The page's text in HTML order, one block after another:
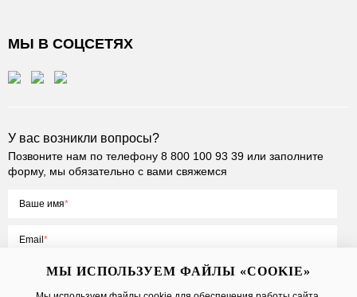
МЫ В СОЦСЕТЯХ
У вас возникли вопросы?
Позвоните нам по телефону 8 800 100 93 39 или заполните
форму, мы обязательно с вами свяжемся
Ваше имя
Email
МЫ ИСПОЛЬЗУЕМ ФАЙЛЫ «COOKIE»